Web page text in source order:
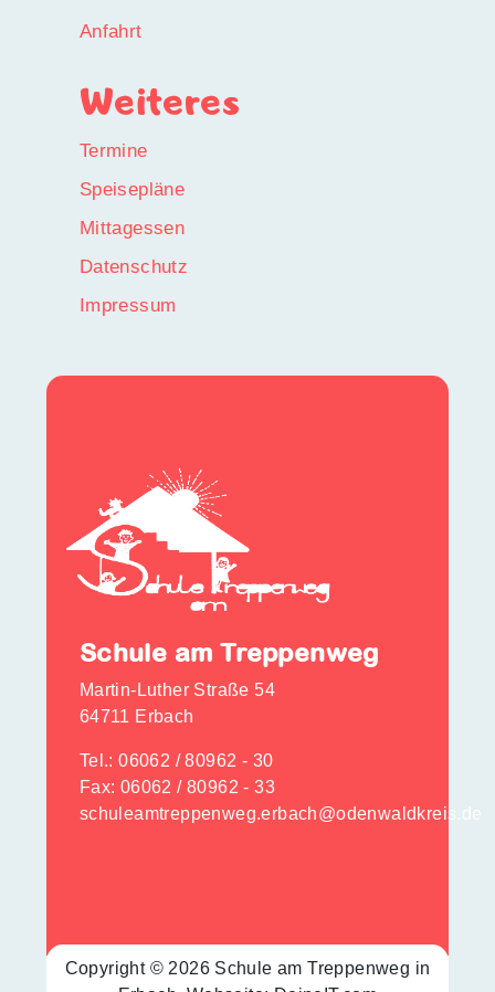
Anfahrt
Weiteres
Termine
Speisepläne
Mittagessen
Datenschutz
Impressum
Schule am Treppenweg
Martin-Luther Straße 54
64711 Erbach
Tel.:06062 / 80962 - 30
Fax: 06062 / 80962 - 33
schuleamtreppenweg.erbach@odenwaldkreis.de
Copyright © 2026 Schule am Treppenweg in